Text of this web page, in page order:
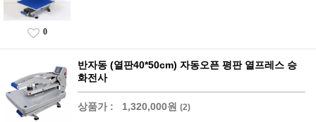
0
반자동 (열판40*50cm) 자동오픈 평판 열프레스 승
화전사
상품가 : 1,320,000원 (2)